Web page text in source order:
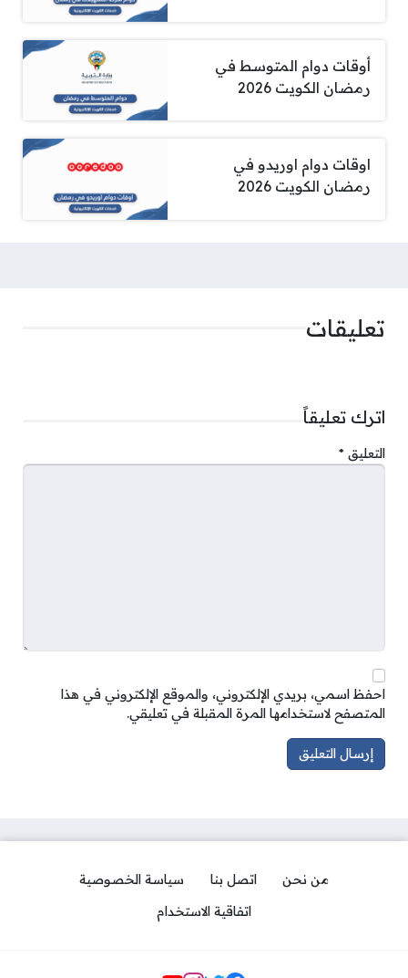
أوقات دوام المتوسط في
رمضان الكويت 2026
اوقات دوام اوريدو في
رمضان الكويت 2026
تعليقات
اترك تعليقاً
التعليق *
احفظ اسمي، بريدي الإلكتروني، والموقع الإلكتروني في هذا
المتصفح لاستخدامها المرة المقبلة في تعليقي.
من نحن اتصل بنا
سياسة الخصوصية
اتفاقية الاستخدام